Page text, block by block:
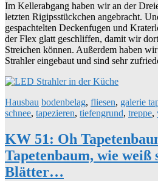
Im Kellerabgang haben wir an der
letzten Rigipsstückchen angebracht.
gespachtelten Deckenfugen und
der Flex glatt geschliffen, damit wir
Streichen können. Außerdem haben
Strahler eingebaut und sind sehr
Hausbau bodenbelag, fliesen, galerie
schnee, tapezieren, tiefengrund, treppe,
KW 51: Oh
Tapetenbaum, wie weiß
Blätter…